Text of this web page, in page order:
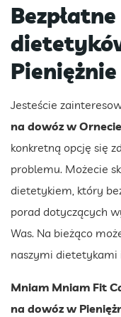
Pieniężnie
Jesteście
na dowóz w
konkretną opcję się
problemu. Możecie
dietetykiem, który
porad dotyczących
Was. Na bieżąco
naszymi dietetykami
Mniam Mniam Fit
na dowóz w